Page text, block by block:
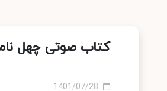
کتاب صوتی چهل
1401/07/28